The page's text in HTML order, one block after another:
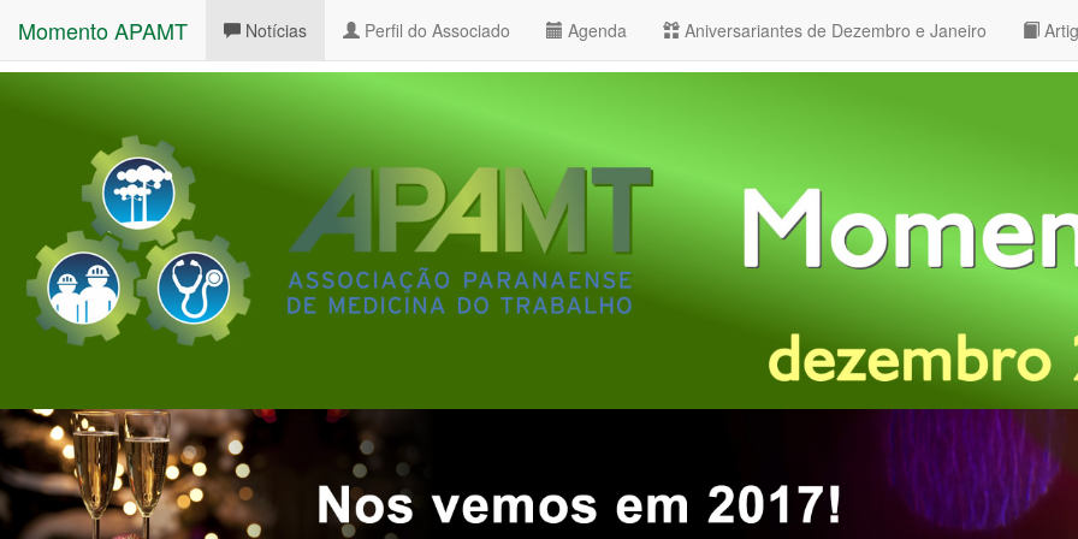
Momento APAMT Notícias(current)Perfil do Associado Agenda Aniversariantes de Dezembro e Janeiro